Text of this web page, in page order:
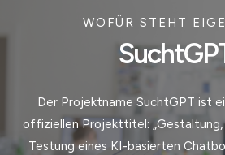
WOFÜR STEHT
Der Projektname SuchtGPT ist
offiziellen Projekttitel: „Gestaltung,
Testung eines KI-basierten